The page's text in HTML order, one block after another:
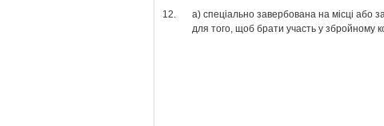
12.
а) спеціально завербована на місці або
для того, щоб брати участь у збройному